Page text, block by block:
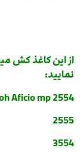
از این کاغذ کش
نمایید:
Aficio mp 2554
2555
3554